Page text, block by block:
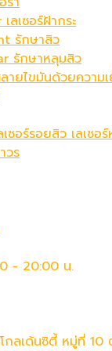
ลเซอร์ฝ้ากระ
รักษาสิว
รักษาหลุมสิว
ายไขมันด้วยความ
ซอร์รอยสิว เลเซอร์
วร
- 20:00 น.
กลเด้นซิตี้ หมู่ที่